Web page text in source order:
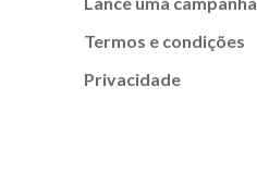
Termos e condições
Privacidade